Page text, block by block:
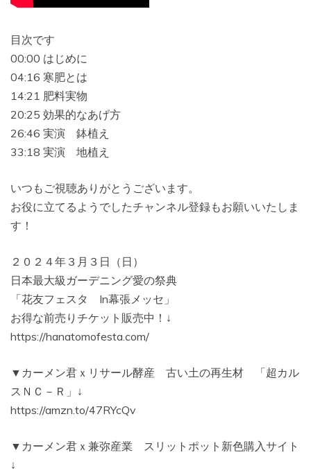
目次です
00:00 はじめに
04:16 寒肥とは
14:21 肥料実物
20:25 効果的なあげ方
26:46 実演 鉢植え
33:18 実演 地植え
いつもご視聴ありがとうございます。
お役に立てるようでしたチャンネル登録もお願いいたしま
す！
２０２４年３月３日（日）
日本最大級ガーデニング愛の祭典
「花友フェスタ In幕張メッセ」
お得な前売りチケット販売中！↓
https://hanatomofesta.com/
▼カーメン君ｘリサール酵産 古い土の再生材 「超カル
スＮＣ－Ｒ」↓
https://amzn.to/47RYcQv
▼カーメン君ｘ兼弥産業 スリットポット新色購入サイト
↓